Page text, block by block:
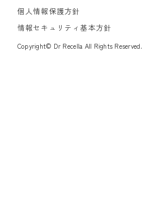
個人情報保護方針
情報セキュリティ基本方針
Copyright© Dr Recella All Rights Reserved.